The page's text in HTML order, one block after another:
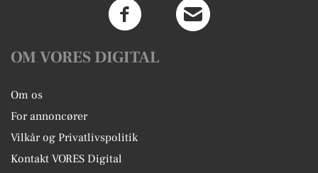
OM VORES DIGITAL
Om os
For annoncører
Vilkår og Privatlivspolitik
Kontakt VORES Digital